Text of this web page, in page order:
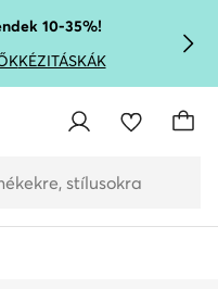
10-35%!
KÉZITÁSKÁK
stílusokra